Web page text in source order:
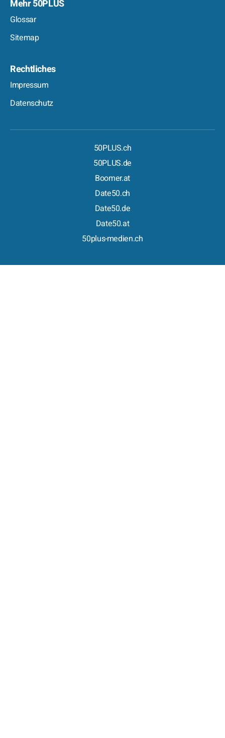
Mehr 50PLUS
Glossar
Sitemap
Rechtliches
Impressum
Datenschutz
50PLUS.ch
50PLUS.de
Boomer.at
Date50.ch
Date50.de
Date50.at
50plus-medien.ch